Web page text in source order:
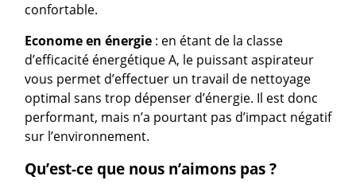
confortable.
Econome en énergie : en étant de la classe
d’efficacité énergétique A, le puissant aspirateur
vous permet d’effectuer un travail de nettoyage
optimal sans trop dépenser d’énergie. Il est donc
performant, mais n’a pourtant pas d’impact négatif
sur l’environnement.
Qu’est-ce que nous n’aimons pas ?